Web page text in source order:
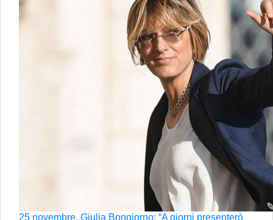
25 novembre, Giulia Bongiorno: “A giorni presenterò